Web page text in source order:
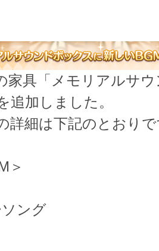
家具「メモリアルサ
追加しました。
詳細は下記のとおり
＞
ング